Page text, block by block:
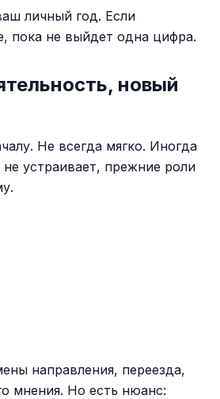
личный год. Если
пока не выйдет одна цифра.
новый
Не всегда мягко. Иногда
устраивает, прежние роли
направления, переезда,
мнения. Но есть нюанс: